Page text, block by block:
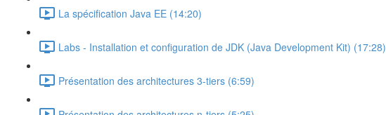
La spécification Java EE (14:20)
Labs - Installation et configuration de JDK (Java Development Kit) (17:28)
Présentation des architectures 3-tiers (6:59)